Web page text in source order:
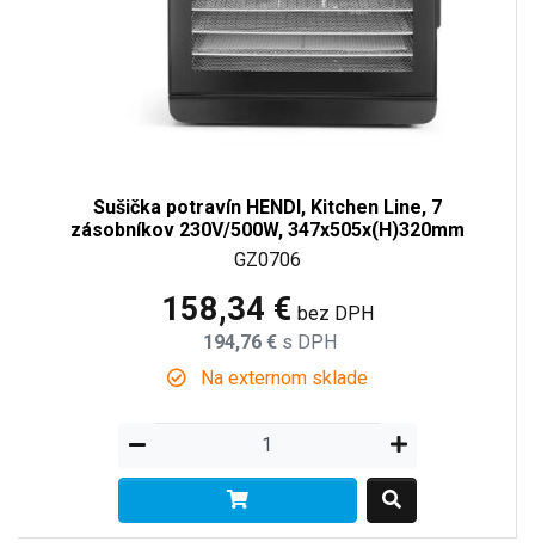
Sušička potravín HENDI, Kitchen Line, 7
zásobníkov 230V/500W, 347x505x(H)320mm
GZ0706
158,34 € bez DPH
194,76 € s DPH
Na externom sklade